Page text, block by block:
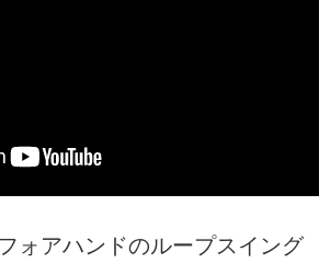
ォアハンドのループスイング